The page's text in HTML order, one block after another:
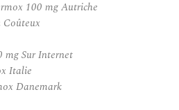
100 mg Autriche
Coûteux
mg Sur Internet
Italie
Danemark